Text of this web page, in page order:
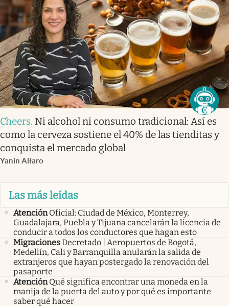
Cheers. Ni alcohol ni consumo tradicional: Así es
como la cerveza sostiene el 40% de las tienditas y
conquista el mercado global
Yanin Alfaro
Las más leídas
Atención Oficial: Ciudad de México, Monterrey,
Guadalajara, Puebla y Tijuana cancelarán la licencia de
conducir a todos los conductores que hagan esto
MigracionesDecretado | Aeropuertos de Bogotá,
Medellín, Cali y Barranquilla anularán la salida de
extranjeros que hayan postergado la renovación del
pasaporte
Atención Qué significa encontrar una moneda en la
manija de la puerta del auto y por qué es importante
saber qué hacer